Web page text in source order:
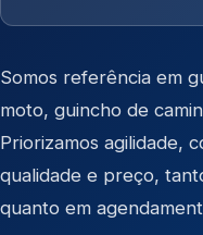
Somos referência em
moto, guincho de
Priorizamos agilidade,
qualidade e preço,
quanto em